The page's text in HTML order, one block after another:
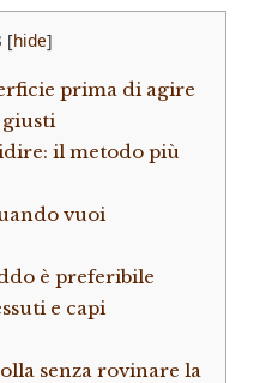
[hide]
prima di agire
il metodo più
vuoi
è preferibile
e capi
senza rovinare la